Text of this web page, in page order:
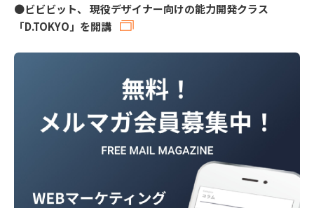
●ビビビット、 現役デザイナー向けの能力開発クラス
「D.TOKYO」を開講